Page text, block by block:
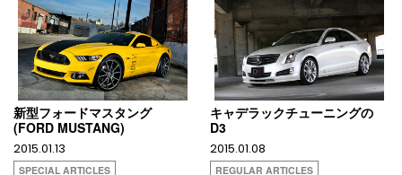
新型フォードマスタング
(FORD MUSTANG)
2015.01.13
SPECIAL ARTICLES
キャデラックチューニングの
D3
2015.01.08
REGULAR ARTICLES